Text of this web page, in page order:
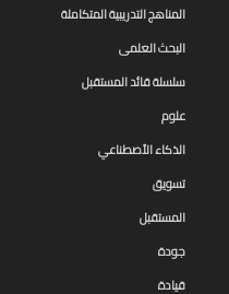
المناهج التدريبية المتكاملة
البحث العلمى
سلسلة قائد المستقبل
علوم
الذكاء الأصطناعي
تسويق
المستقبل
جودة
قيادة